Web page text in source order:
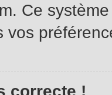
Ce
vos
correcte !